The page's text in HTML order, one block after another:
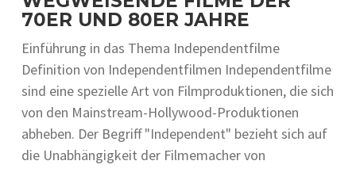
70ER UND 80ER JAHRE
Einführung in das Thema Independentfilme
Definition von Independentfilmen Independentfilme
sind eine spezielle Art von Filmproduktionen, die sich
von den Mainstream-Hollywood-Produktionen
abheben. Der Begriff "Independent" bezieht sich auf
die Unabhängigkeit der Filmemacher von